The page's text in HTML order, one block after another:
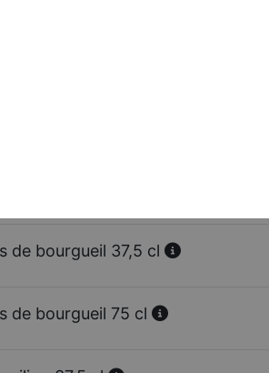
de bourgueil 37,5 cl
de bourgueil 75 cl